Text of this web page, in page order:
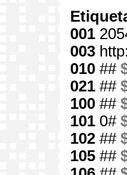
001
003
010 ##
021 ##
100 ##
101 0#
102 ##
105 ##